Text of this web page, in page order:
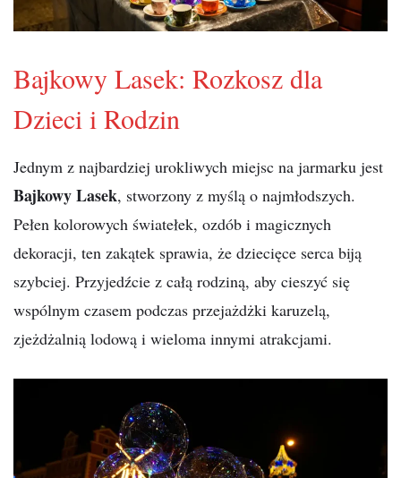
Bajkowy Lasek: Rozkosz dla
Dzieci i Rodzin
Jednym z najbardziej urokliwych miejsc na jarmarku jest
Bajkowy Lasek, stworzony z myślą o najmłodszych.
Pełen kolorowych światełek, ozdób i magicznych
dekoracji, ten zakątek sprawia, że dziecięce serca biją
szybciej. Przyjedźcie z całą rodziną, aby cieszyć się
wspólnym czasem podczas przejażdżki karuzelą,
zjeżdżalnią lodową i wieloma innymi atrakcjami.